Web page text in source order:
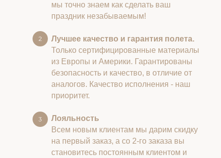
мы точно знаем как сделать ваш
праздник незабываемым!
Лучшее качество и гарантия полета.
Только сертифицированные материалы
из Европы и Америки. Гарантированы
безопасность и качество, в отличие от
аналогов. Качество исполнения - наш
приоритет.
Лояльность
Всем новым клиентам мы дарим скидку
на первый заказ, а со 2-го заказа вы
становитесь постоянным клиентом и